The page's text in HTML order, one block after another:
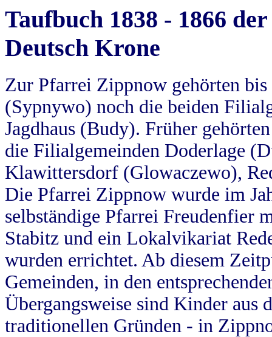
Taufbuch 1838 - 1866
Deutsch Krone
Zur Pfarrei Zippnow gehörten
(Sypnywo) noch die beiden
Jagdhaus (Budy). Früher
die Filialgemeinden Doderlage
Klawittersdorf (Glowaczewo),
Die Pfarrei Zippnow wurde im
selbständige Pfarrei Freudenfier
Stabitz und ein Lokalvikariat
wurden errichtet. Ab diesem
Gemeinden, in den
Übergangsweise sind Kinder aus
traditionellen Gründen - in